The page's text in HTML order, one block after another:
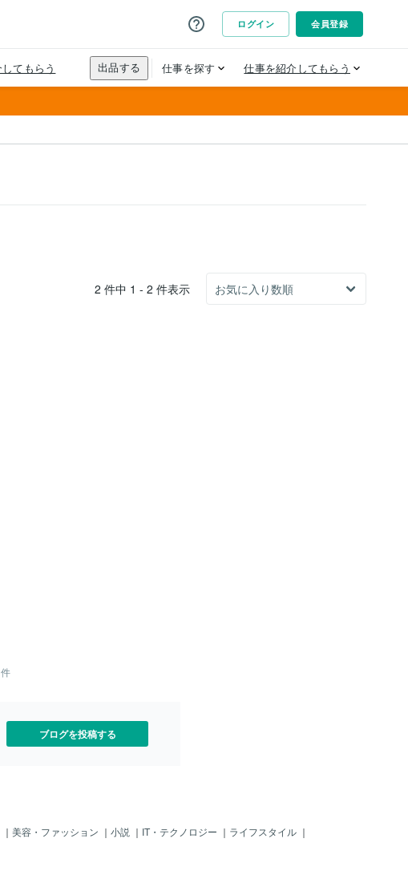
2 件中 1 - 2 件表示
件
ブログを投稿する
｜ 美容・ファッション ｜ 小説 ｜ IT・テクノロジー ｜ ライフスタイル ｜